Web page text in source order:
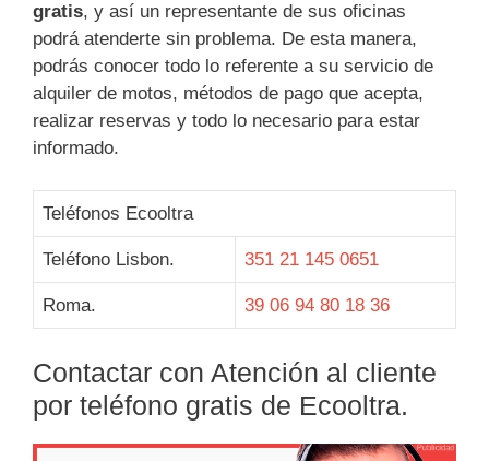
gratis, y así un representante de sus oficinas
podrá atenderte sin problema. De esta manera,
podrás conocer todo lo referente a su servicio de
alquiler de motos, métodos de pago que acepta,
realizar reservas y todo lo necesario para estar
informado.
Teléfonos Ecooltra
Teléfono Lisbon. 351 21 145 0651
Roma. 39 06 94 80 18 36
Contactar con Atención al cliente
por teléfono gratis de Ecooltra.